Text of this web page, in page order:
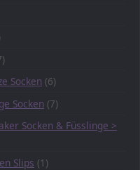
Socken (6)
Socken (7)
Socken & Füsslinge >
Slips (1)